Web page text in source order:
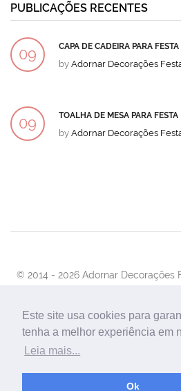
Este site usa cookies para
tenha a melhor experiência em
Leia mais...
Ok
PUBLICAÇÕES RECENTES
09 CAPA DE CADEIRA PARA FESTA
by Adornar Decorações
09 TOALHA DE MESA PARA FESTA
by Adornar Decorações
© 2014 - 2026 Adornar Decorações
Desenvolvimento: